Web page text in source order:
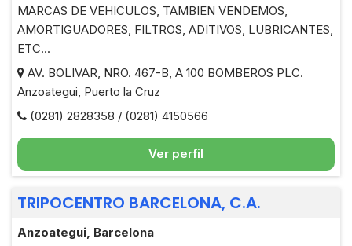
MARCAS DE VEHICULOS, TAMBIEN VENDEMOS,
AMORTIGUADORES, FILTROS, ADITIVOS, LUBRICANTES,
ETC...
AV. BOLIVAR, NRO. 467-B, A 100 BOMBEROS PLC.
Anzoategui, Puerto la Cruz
(0281) 2828358 / (0281) 4150566
Ver perfil
TRIPOCENTRO BARCELONA, C.A.
Anzoategui, Barcelona